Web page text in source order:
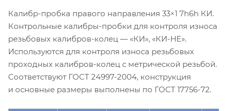
Калибр-пробка правого направления 33×1 7h6h КИ.
Контрольные калибры-пробки для контроля износа
резьбовых калибров-колец — «КИ», «КИ-НЕ».
Используются для контроля износа резьбовых
проходных калибров-колец с метрической резьбой.
Соответствуют ГОСТ 24997-2004, конструкция
и основные размеры выполнены по ГОСТ 17756-72.